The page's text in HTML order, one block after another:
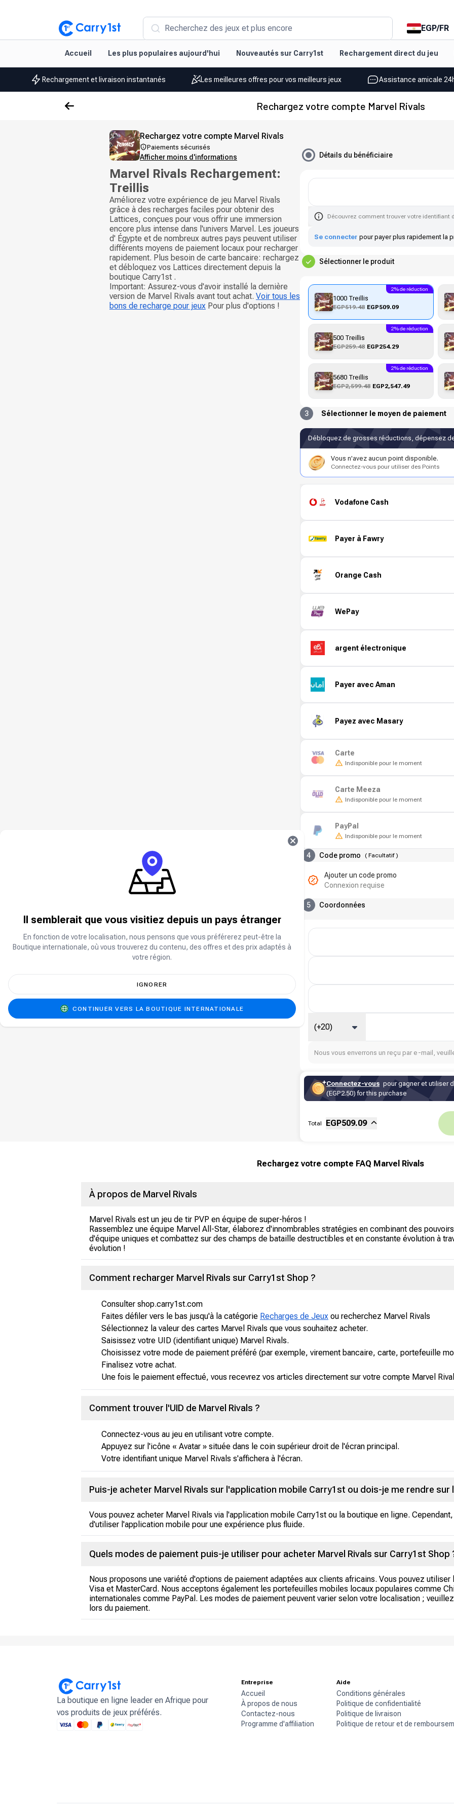
Recherchez des jeux et plus encore EGP/FR
Accueil Les plus populaires aujourd'hui Nouveautés sur Carry1st Rechargement direct du jeu
Rechargement et livraison instantanés Les meilleures offres pour vos meilleurs jeux Assistance amicale
Rechargez votre compte Marvel Rivals
Rechargez votre compte Marvel Rivals
Paiements sécurisés
Afficher moins d'informations
Marvel Rivals Rechargement:
Treillis
Améliorez votre expérience de jeu Marvel Rivals
grâce à des recharges faciles pour obtenir des
Lattices, conçues pour vous offrir une immersion
encore plus intense dans l'univers Marvel. Les joueurs
d' Égypte et de nombreux autres pays peuvent utiliser
différents moyens de paiement locaux pour recharger
rapidement. Plus besoin de carte bancaire: rechargez
et débloquez vos Lattices directement depuis la
boutique Carry1st .
Important: Assurez-vous d'avoir installé la dernière
version de Marvel Rivals avant tout achat. Voir tous les
bons de recharge pour jeux Pour plus d'options !
Détails du bénéficiaire
Découvrez comment trouver votre identifiant
Se connecter pour payer plus rapidement la
Sélectionner le produit
1000 Treillis
EGP519.48 EGP509.09
2% de réduction
500 Treillis
EGP259.48 EGP254.29
2% de réduction
5680 Treillis
EGP2,599.48 EGP2,547.49
2% de réduction
3 Sélectionner le moyen de paiement
Débloquez de grosses réductions, dépensez
Vous n'avez aucun point disponible.
Connectez-vous pour utiliser des Points
Vodafone Cash
Payer à Fawry
Orange Cash
WePay
argent électronique
Payer avec Aman
Payez avec Masary
Carte
Indisponible pour le moment
Carte Meeza
Indisponible pour le moment
PayPal
Indisponible pour le moment
4 Code promo ( Facultatif)
Ajouter un code promo
Connexion requise
5 Coordonnées
(+20)
Nous vous enverrons un reçu par e-mail,
Connectez-vous pour gagner et utiliser
(EGP2.50) for this purchase
Fee
Total EGP509.09
Rechargez votre compte FAQ Marvel Rivals
À propos de Marvel Rivals
Marvel Rivals est un jeu de tir PVP en équipe de super-héros !
Rassemblez une équipe Marvel All-Star, élaborez d'innombrables stratégies en combinant des
d'équipe uniques et combattez sur des champs de bataille destructibles et en constante évolution à
évolution !
Comment recharger Marvel Rivals sur Carry1st Shop ?
Consulter shop.carry1st.com
Faites défiler vers le bas jusqu'à la catégorie Recharges de Jeux ou recherchez Marvel Rivals
Sélectionnez la valeur des cartes Marvel Rivals que vous souhaitez acheter.
Saisissez votre UID (identifiant unique) Marvel Rivals.
Choisissez votre mode de paiement préféré (par exemple, virement bancaire, carte, portefeuille
Finalisez votre achat.
Une fois le paiement effectué, vous recevrez vos articles directement sur votre compte Marvel
Comment trouver l'UID de Marvel Rivals ?
Connectez-vous au jeu en utilisant votre compte.
Appuyez sur l'icône « Avatar » située dans le coin supérieur droit de l'écran principal.
Votre identifiant unique Marvel Rivals s'affichera à l'écran.
Puis-je acheter Marvel Rivals sur l'application mobile Carry1st ou dois-je me rendre sur
Vous pouvez acheter Marvel Rivals via l'application mobile Carry1st ou la boutique en ligne.
d'utiliser l'application mobile pour une expérience plus fluide.
Quels modes de paiement puis-je utiliser pour acheter Marvel Rivals sur Carry1st Shop
Nous proposons une variété d'options de paiement adaptées aux clients africains. Vous pouvez
Visa et MasterCard. Nous acceptons également les portefeuilles mobiles locaux populaires comme
internationales comme PayPal. Les modes de paiement peuvent varier selon votre localisation ;
lors du paiement.
La boutique en ligne leader en Afrique pour
vos produits de jeux préférés.
Entreprise
Accueil
À propos de nous
Contactez-nous
Programme d'affiliation
Aide
Conditions générales
Politique de confidentialité
Politique de livraison
Politique de retour et de
Il semblerait que vous visitiez depuis un pays étranger
En fonction de votre localisation, nous pensons que vous préférerez peut-être la
Boutique internationale, où vous trouverez du contenu, des offres et des prix adaptés à
votre région.
IGNORER
CONTINUER VERS LA BOUTIQUE INTERNATIONALE